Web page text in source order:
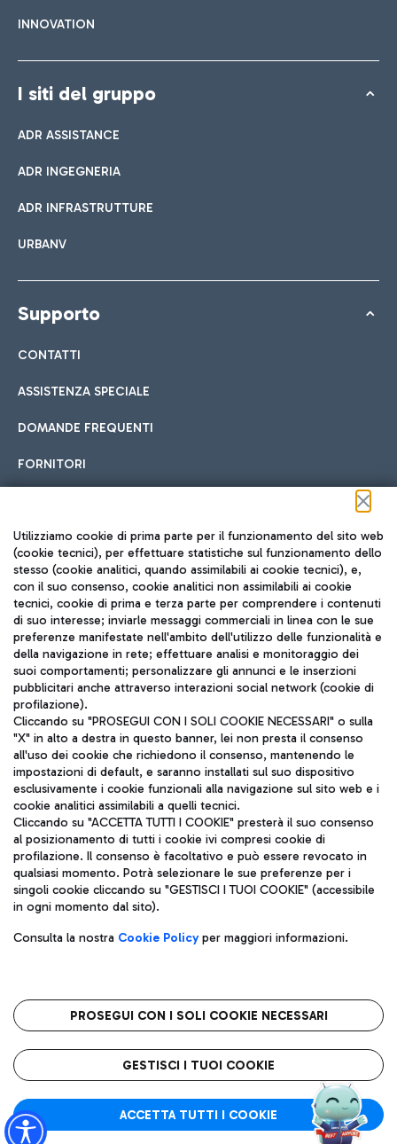
INNOVATION
I siti del gruppo
ADR ASSISTANCE
ADR INGEGNERIA
ADR INFRASTRUTTURE
URBANV
Supporto
CONTATTI
ASSISTENZA SPECIALE
DOMANDE FREQUENTI
FORNITORI
Seguici sui social
TRAVEL JOURNAL
ITA
Aeroporti di Roma S.p.A. - Società soggetta a direzione e
coordinamento di Mundys S.p.A.
Codice fiscale e Registro delle Imprese di Roma 13032990155 P.
IVA 06572251004
Capitale sociale 62.224.743,00 int. vers.
Sede legale: Via Pier Paolo Racchetti 1 - 00054 Fiumicino (RM)
telefono +39 06 65951
Privacy policy
Note legali
Roma FCO
L'aeroporto stellato
Utilizziamo cookie di prima parte per il funzionamento del sito web
(cookie tecnici), per effettuare statistiche sul funzionamento dello
stesso (cookie analitici, quando assimilabili ai cookie tecnici), e,
con il suo consenso, cookie analitici non assimilabili ai cookie
tecnici, cookie di prima e terza parte per comprendere i contenuti
di suo interesse; inviarle messaggi commerciali in linea con le sue
preferenze manifestate nell'ambito dell'utilizzo delle funzionalità e
della navigazione in rete; effettuare analisi e monitoraggio dei
suoi comportamenti; personalizzare gli annunci e le inserzioni
pubblicitari anche attraverso interazioni social network (cookie di
profilazione).
Cliccando su "PROSEGUI CON I SOLI COOKIE NECESSARI" o sulla
"X" in alto a destra in questo banner, lei non presta il consenso
all'uso dei cookie che richiedono il consenso, mantenendo le
impostazioni di default, e saranno installati sul suo dispositivo
esclusivamente i cookie funzionali alla navigazione sul sito web e i
cookie analitici assimilabili a quelli tecnici.
Cliccando su "ACCETTA TUTTI I COOKIE" presterà il suo consenso
al posizionamento di tutti i cookie ivi compresi cookie di
profilazione. Il consenso è facoltativo e può essere revocato in
qualsiasi momento. Potrà selezionare le sue preferenze per i
singoli cookie cliccando su "GESTISCI I TUOI COOKIE" (accessibile
in ogni momento dal sito).
Consulta la nostra Cookie Policyper maggiori informazioni.
PROSEGUI CON I SOLI COOKIE NECESSARI
GESTISCI I TUOI COOKIE
ACCETTA TUTTI I COOKIE